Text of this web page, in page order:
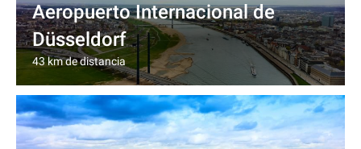
Aeropuerto Internacional de
Düsseldorf
43 km de distancia